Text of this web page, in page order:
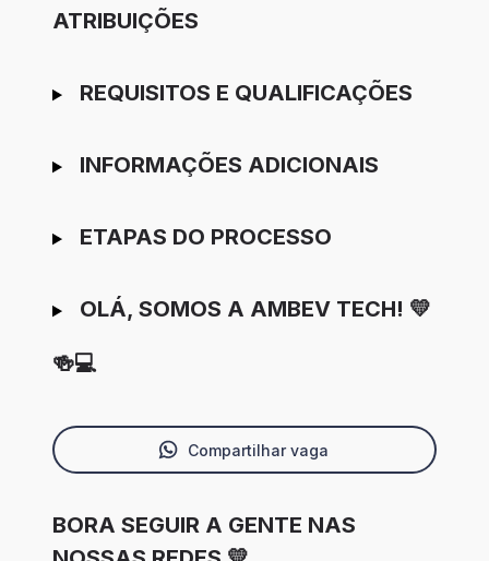
ATRIBUIÇÕES
REQUISITOS E QUALIFICAÇÕES
INFORMAÇÕES ADICIONAIS
ETAPAS DO PROCESSO
OLÁ, SOMOS A AMBEV TECH! 💛
🍻💻
Compartilhar vaga
BORA SEGUIR A GENTE NAS